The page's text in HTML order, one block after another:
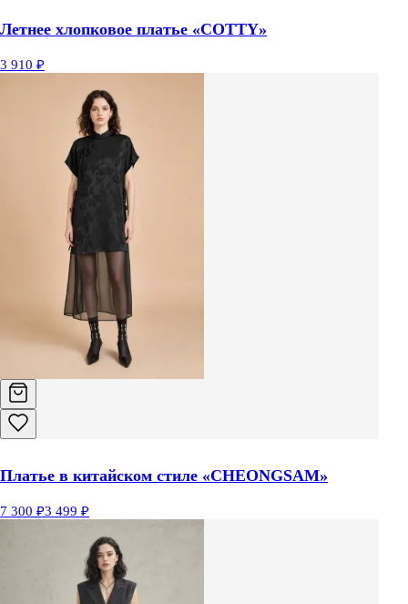
Летнее хлопковое платье «COTTY»
3 910 ₽
Платье в китайском стиле «CHEONGSAM»
7 300 ₽3 499 ₽